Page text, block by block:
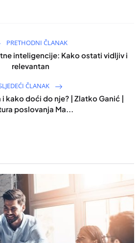
PRETHODNI ČLANAK
inteligencije: Kako ostati vidljiv i
relevantan
ČLANAK
i kako doći do nje? | Zlatko Ganić |
poslovanja Ma...